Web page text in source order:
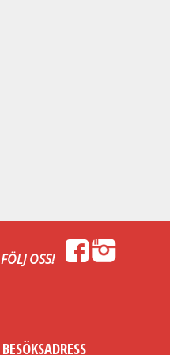
FÖLJ OSS!
BESÖKSADRESS